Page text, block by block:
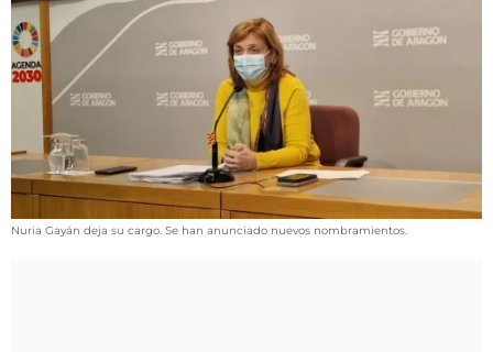
VÍDEOS
CONTACTAR
FIESTAS EN EL ALTO ARAGÓN
FIESTAS DE SAN LORENZO
AGENDA
CARTELERA
Nuria Gayán deja su cargo. Se han anunciado nuevos nombramientos.